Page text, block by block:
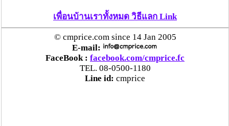
ประสาน สตช.สายด่วน 1441 อายัดบัญชี-ตามเงินได้
คืนครบ
ตร.สภ.เมืองลำพูน ยึดยาบ้ากว่า 700 เม็ด หลังชาว
บ้านแจ้งพบถุงพลาสติกพันเทปสีดำต้องสงสัยในสวน
เพื่อนบ้านเราทั้งหมด วิธีแลก Link
© cmprice.com since 14 Jan 2005
E-mail:
FaceBook : facebook.com/cmprice.fc
TEL. 08-0500-1180
Line id: cmprice